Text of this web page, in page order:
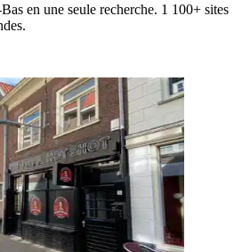
en une seule recherche. 1 100+ sites